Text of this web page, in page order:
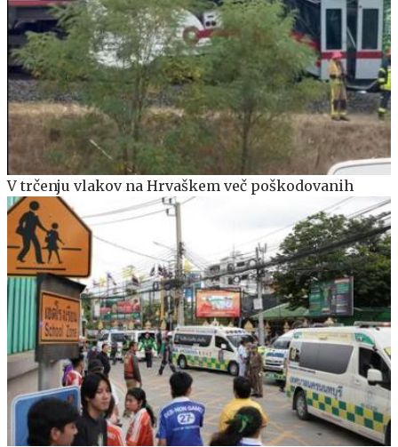
V trčenju vlakov na Hrvaškem več poškodovanih